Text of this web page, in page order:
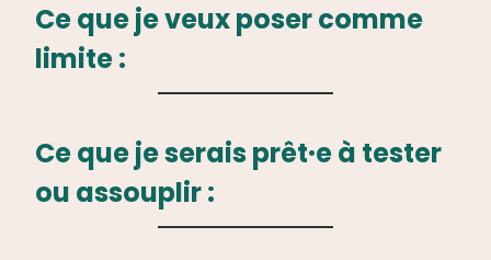
Ce que je veuxposer comme
limite:
Ce que je seraisprêt·e à tester
ou assouplir: